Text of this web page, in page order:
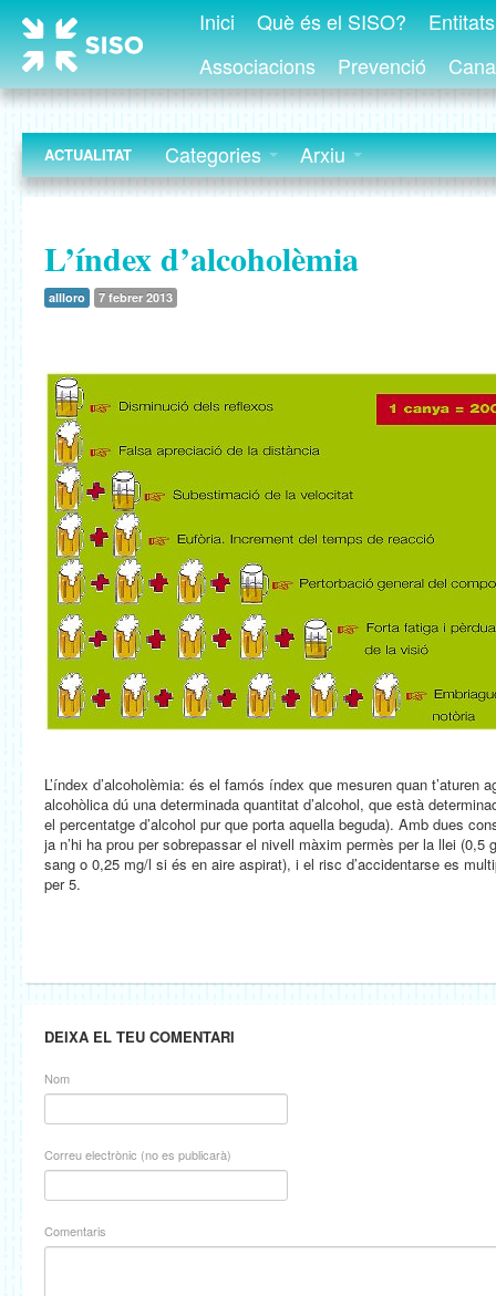
Inici Què és el SISO?
Associacions
Prevenció
ACTUALITAT Categories Arxiu
L’índex d’alcoholèmia
allloro 7 febrer 2013
L’índex d’alcoholèmia: és el famós índex que mesuren quan t’aturen
alcohòlica dú una determinada quantitat d’alcohol, que està
el percentatge d’alcohol pur que porta aquella beguda). Amb dues
ja n’hi ha prou per sobrepassar el nivell màxim permès per la llei
sang o 0,25 mg/l si és en aire aspirat), i el risc d’accidentarse es
per 5.
DEIXA EL TEU COMENTARI
Nom
Correu electrònic (no es publicarà)
Comentaris